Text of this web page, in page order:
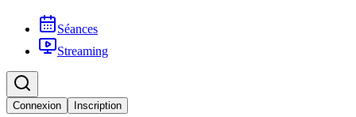
Séances
Streaming
Connexion Inscription